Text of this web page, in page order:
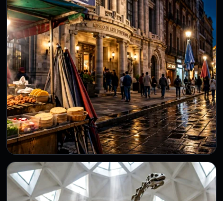
29 Jul 2026
La temporada de verano mueve a millones de viajeros en
México. Un viaje agradable empieza antes de salir:…
TURISMO
Noche de Museos CDMX: dos rutas con
cena y sin carreras